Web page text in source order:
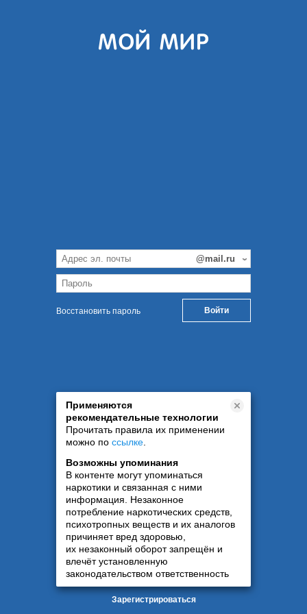
Восстановить пароль
Применяются
рекомендательные технологии
Прочитать правила их применении
можно по ссылке
Возможны упоминания
В контенте могут упоминаться
наркотики и связанная с ними
информация. Незаконное
потребление наркотических средств,
психотропных веществ и их аналогов
причиняет вред здоровью,
их незаконный оборот запрещён и
влечёт установленную
законодательством ответственность
Зарегистрироваться